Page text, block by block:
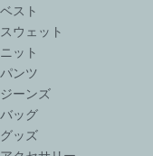
ベスト
スウェット
ニット
パンツ
ジーンズ
バッグ
グッズ